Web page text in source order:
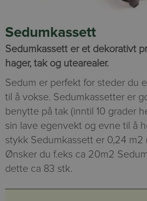
Sedumkassett
Sedumkassett er et dekorativt
hager, tak og utearealer.
Sedum er perfekt for steder du
til å vokse. Sedumkassetter er
benytte på tak (inntil 10 grader
sin lave egenvekt og evne til å
stykk Sedumkassett er 0,24 m2
Ønsker du f.eks ca 20m2
dette ca 83 stk.